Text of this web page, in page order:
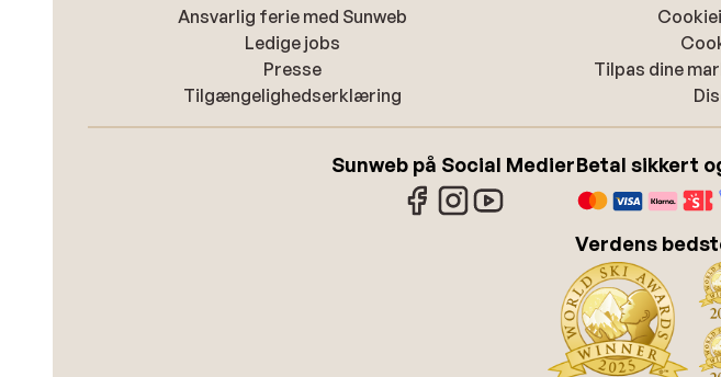
Ansvarlig ferie med Sunweb
Ledige jobs
Presse
Tilgængelighedserklæring
Tilpas dine
Sunweb på Social MedierBetal sikkert
Verdens